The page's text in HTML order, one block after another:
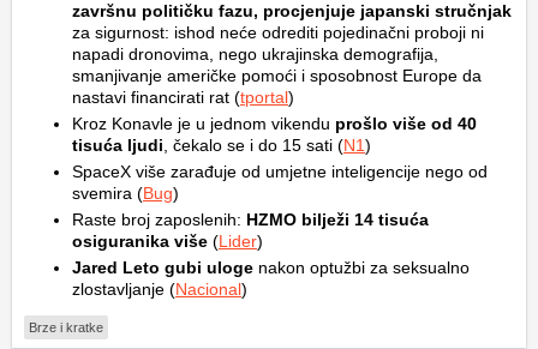
završnu političku fazu, procjenjuje japanski stručnjak
za sigurnost: ishod neće odrediti pojedinačni proboji ni
napadi dronovima, nego ukrajinska demografija,
smanjivanje američke pomoći i sposobnost Europe da
nastavi financirati rat (tportal)
Kroz Konavle je u jednom vikendu prošlo više od 40
tisuća ljudi , čekalo se i do 15 sati (N1)
SpaceX više zarađuje od umjetne inteligencije nego od
svemira (Bug)
Raste broj zaposlenih: HZMO bilježi 14 tisuća
osiguranika više (Lider)
Jared Leto gubi uloge nakon optužbi za seksualno
zlostavljanje (Nacional)
Brze i kratke